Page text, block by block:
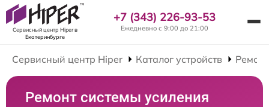
Сервисный центр Hiperв
Екатеринбурге
+7 (343) 226-93-53
Ежедневно с 9:00 до 21:00
Сервисный центр Hiper Каталог устройств
Ремонт системы усиления